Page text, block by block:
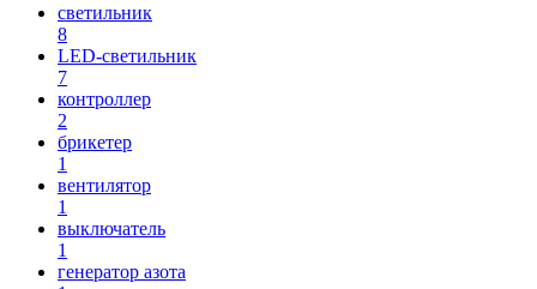
светильник
8
LED-светильник
7
контроллер
2
брикетер
1
вентилятор
1
выключатель
1
генератор азота